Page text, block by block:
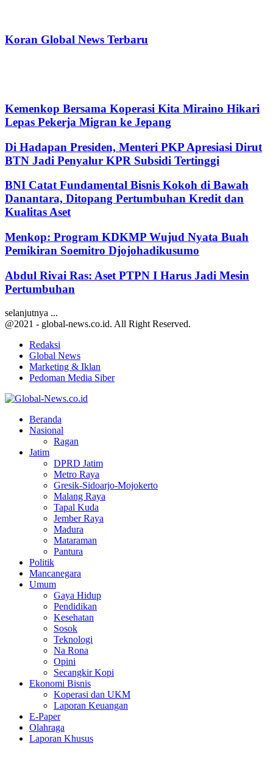
Koran Global News Terbaru
Kemenkop Bersama Koperasi Kita Miraino Hikari
Lepas Pekerja Migran ke Jepang
Di Hadapan Presiden, Menteri PKP Apresiasi Dirut
BTN Jadi Penyalur KPR Subsidi Tertinggi
BNI Catat Fundamental Bisnis Kokoh di Bawah
Danantara, Ditopang Pertumbuhan Kredit dan
Kualitas Aset
Menkop: Program KDKMP Wujud Nyata Buah
Pemikiran Soemitro Djojohadikusumo
Abdul Rivai Ras: Aset PTPN I Harus Jadi Mesin
Pertumbuhan
selanjutnya ...
@2021 - global-news.co.id. All Right Reserved.
Redaksi
Global News
Marketing & Iklan
Pedoman Media Siber
Beranda
Nasional
Ragan
Jatim
DPRD Jatim
Metro Raya
Gresik-Sidoarjo-Mojokerto
Malang Raya
Tapal Kuda
Jember Raya
Madura
Mataraman
Pantura
Politik
Mancanegara
Umum
Gaya Hidup
Pendidikan
Kesehatan
Sosok
Teknologi
Na Rona
Opini
Secangkir Kopi
Ekonomi Bisnis
Koperasi dan UKM
Laporan Keuangan
E-Paper
Olahraga
Laporan Khusus